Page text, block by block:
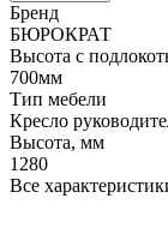
Бренд
БЮРОКРАТ
Высота с
700мм
Тип мебели
Кресло
Высота, мм
1280
Все